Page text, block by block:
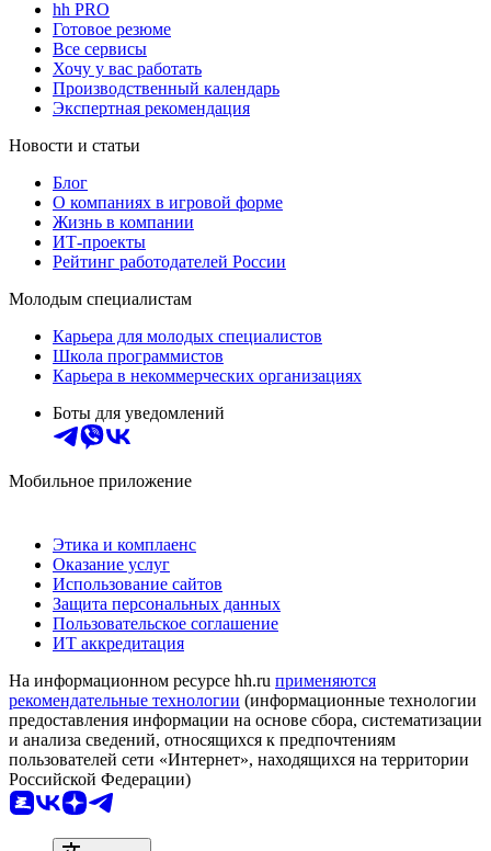
hh PRO
Готовое резюме
Все сервисы
Хочу у вас работать
Производственный календарь
Экспертная рекомендация
Новости и статьи
Блог
О компаниях в игровой форме
Жизнь в компании
ИТ-проекты
Рейтинг работодателей России
Молодым специалистам
Карьера для молодых специалистов
Школа программистов
Карьера в некоммерческих организациях
Боты для уведомлений
Мобильное приложение
Этика и комплаенс
Оказание услуг
Использование сайтов
Защита персональных данных
Пользовательское соглашение
ИТ аккредитация
На информационном ресурсе hh.ru применяются
рекомендательные технологии (информационные технологии
предоставления информации на основе сбора, систематизации
и анализа сведений, относящихся к предпочтениям
пользователей сети «Интернет», находящихся на территории
Российской Федерации)